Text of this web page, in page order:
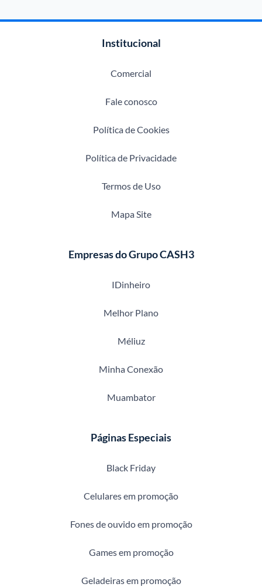
Institucional
Comercial
Fale conosco
Política de Cookies
Política de Privacidade
Termos de Uso
Mapa Site
Empresas do Grupo CASH3
IDinheiro
Melhor Plano
Méliuz
Minha Conexão
Muambator
Páginas Especiais
Black Friday
Celulares em promoção
Fones de ouvido em promoção
Games em promoção
Geladeiras em promoção